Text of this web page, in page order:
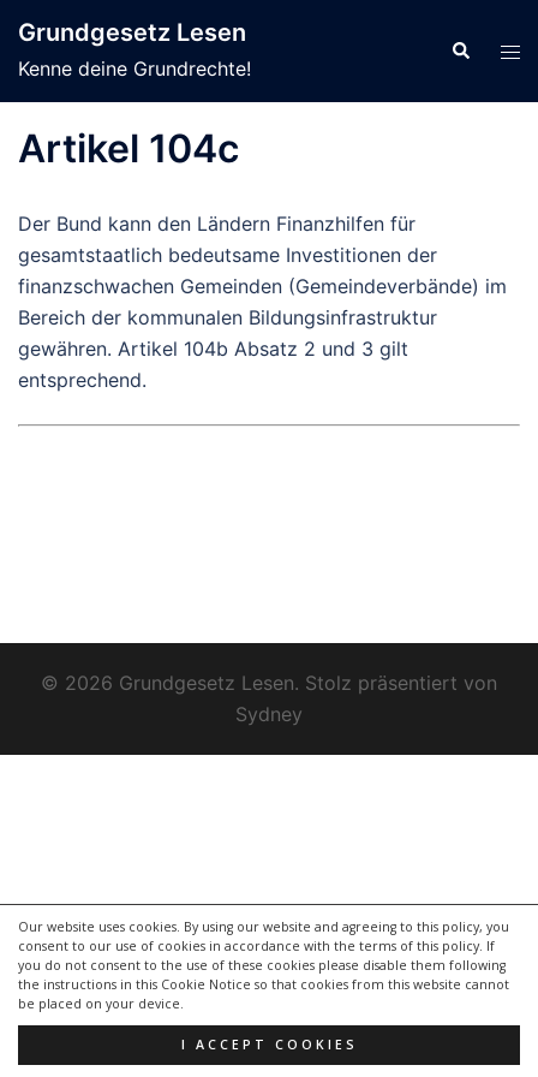
Our website uses cookies. By using our website and agreeing to this policy, you
consent to our use of cookies in accordance with the terms of this policy. If
you do not consent to the use of these cookies please disable them following
the instructions in this Cookie Notice so that cookies from this website cannot
be placed on your device.
I ACCEPT COOKIES
Inhalt
springen
Grundgesetz Lesen
Kenne deine Grundrechte!
Suche
Artikel 104c
Der Bund kann den Ländern Finanzhilfen für
gesamtstaatlich bedeutsame Investitionen der
finanzschwachen Gemeinden (Gemeindeverbände) im
Bereich der kommunalen Bildungsinfrastruktur
gewähren. Artikel 104b Absatz 2 und 3 gilt
entsprechend.
© 2026 Grundgesetz Lesen. Stolz präsentiert von
Sydney